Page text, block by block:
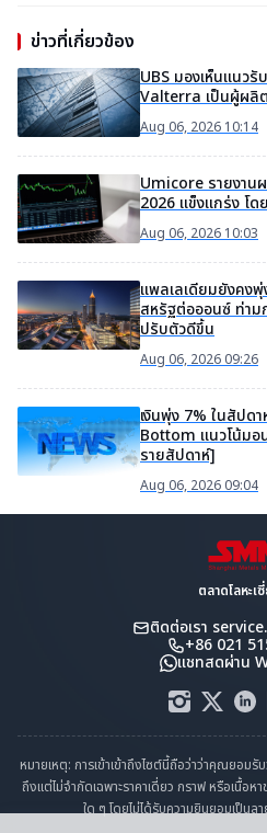
ข่าวที่เกี่ยวข้อง
UBS มองเห็นแนวรั
Valterra เป็นผู้ผลิ
Aug 06, 2026 10:14
Umicore รายงาน
2026 แข็งแกร่ง โ
Aug 06, 2026 10:03
แพลเลเดียมยังคง
สหรัฐต่อออนซ์ ท่าม
ปรับตัวดีขึ้น
Aug 06, 2026 09:26
เงินพุ่ง 7% ในสัปด
Bottom แนวโน้มอ
รายสัปดาห์]
Aug 06, 2026 09:04
ตลาดโลหะเ
ติดต่อเรา
+86 021
แชทสดผ่าน
หมายเหตุ: การเข้าเข้าถึงไซต์นี้ถือว่าว่าคุณยอมรั
ถึงแต่ไม่จำกัดเฉพาะราคาเดี่ยว กราฟ หรือเนื้อห
ใด ๆ โดยไม่ได้รับความยินยอมเป็น